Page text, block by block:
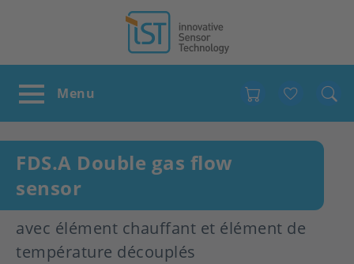
FDS.A Double gas flow
sensor
avec élément chauffant et élément de
température découplés